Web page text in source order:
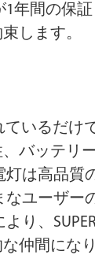
年間の保
します。
ているだ
バッテリ
は高品質
ユーザー
り、
仲間になり